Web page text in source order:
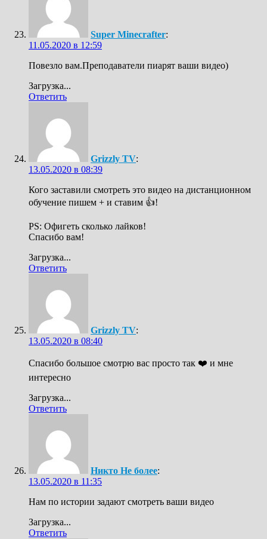
Super Minecrafter:
11.05.2020 в 12:59
Повезло вам.Преподаватели пиарят ваши видео)
Загрузка...
Ответить
Grizzly TV:
13.05.2020 в 08:39
Кого заставили смотреть это видео на дистанционном
обучение пишем + и ставим 👍!
PS: Офигеть сколько лайков!
Спасибо вам!
Загрузка...
Ответить
Grizzly TV:
13.05.2020 в 08:40
Спасибо большое смотрю вас просто так ❤️ и мне
интересно
Загрузка...
Ответить
Никто Не более:
13.05.2020 в 11:35
Нам по истории задают смотреть ваши видео
Загрузка...
Ответить